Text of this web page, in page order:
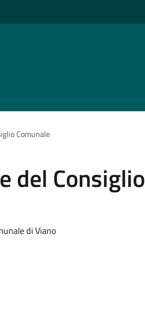
Comunale
del Consiglio
di Viano